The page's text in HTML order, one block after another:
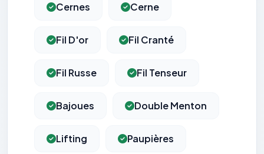
Cernes Cerne
Fil D'or Fil Cranté
Fil Russe Fil Tenseur
Bajoues Double Menton
Lifting Paupières